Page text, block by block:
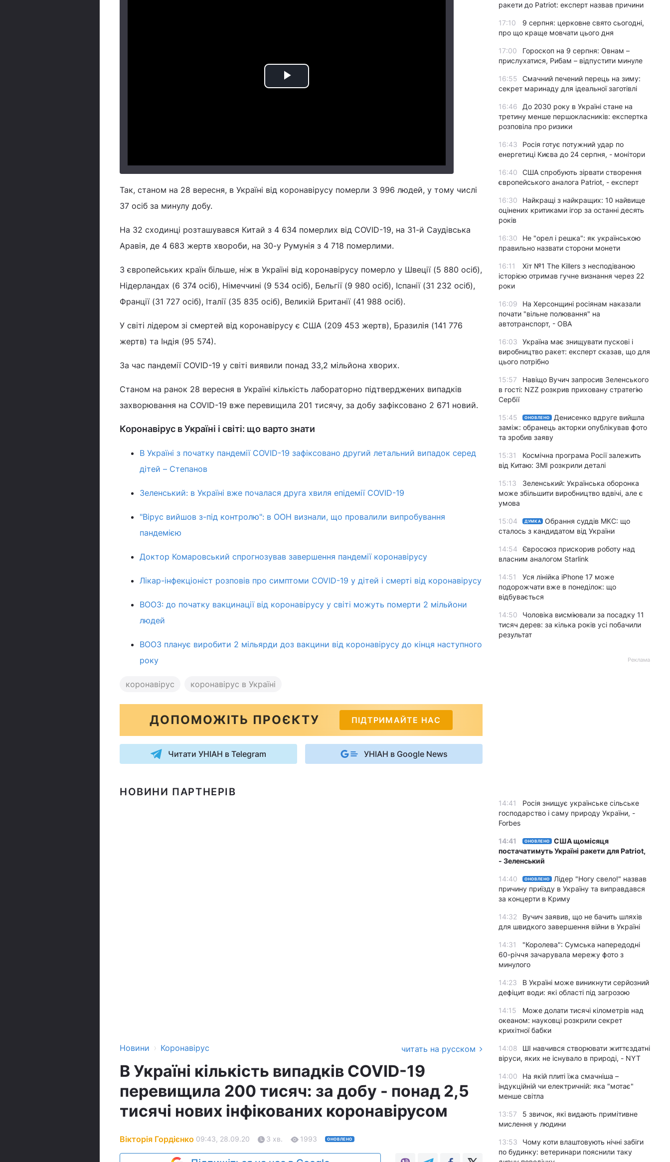
Play
Так, станом на 28 вересня, в Україні від коронавірусу померли 3 996 людей, у тому числі
37 осіб за минулу добу.
На 32 сходинці розташувався Китай з 4 634 померлих від COVID-19, на 31-й Саудівська
Аравія, де 4 683 жертв хвороби, на 30-у Румунія з 4 718 померлими.
З європейських країн більше, ніж в Україні від коронавірусу померло у Швеції (5 880 осіб),
Нідерландах (6 374 осіб), Німеччині (9 534 осіб), Бельгії (9 980 осіб), Іспанії (31 232 осіб),
Франції (31 727 осіб), Італії (35 835 осіб), Великій Британії (41 988 осіб).
У світі лідером зі смертей від коронавірусу є США (209 453 жертв), Бразилія (141 776
жертв) та Індія (95 574).
За час пандемії COVID-19 у світі виявили понад 33,2 мільйона хворих.
Станом на ранок 28 вересня в Україні кількість лабораторно підтверджених випадків
захворювання на COVID-19 вже перевищила 201 тисячу, за добу зафіксовано 2 671 новий.
Коронавірус в Україні і світі: що варто знати
В Україні з початку пандемії COVID-19 зафіксовано другий летальний випадок серед
дітей – Степанов
Зеленський: в Україні вже почалася друга хвиля епідемії COVID-19
"Вірус вийшов з-під контролю": в ООН визнали, що провалили випробування
пандемією
Доктор Комаровський спрогнозував завершення пандемії коронавірусу
Лікар-інфекціоніст розповів про симптоми COVID-19 у дітей і смерті від коронавірусу
ВООЗ: до початку вакцинації від коронавірусу у світі можуть померти 2 мільйони
людей
ВООЗ планує виробити 2 мільярди доз вакцини від коронавірусу до кінця наступного
року
коронавірус коронавірус в Україні
ДОПОМОЖІТЬ ПРОЄКТУ ПІДТРИМАЙТЕ НАС
Читати УНІАН в Telegram УНІАН в Google News
НОВИНИ ПАРТНЕРІВ
Новини › Коронавірус читать на русском
В Україні кількість випадків COVID-19
перевищила 200 тисяч: за добу - понад 2,5
тисячі нових інфікованих коронавірусом
Вікторія Гордієнко 09:43, 28.09.20 3 хв. 1993 ОНОВЛЕНО
ракети до Patriot: експерт назвав причини
17:10
9 серпня: церковне свято сьогодні,
про що краще мовчати цього дня
17:00
Гороскоп на 9 серпня: Овнам –
прислухатися, Рибам – відпустити минуле
16:55
Смачний печений перець на зиму:
секрет маринаду для ідеальної заготівлі
16:46
До 2030 року в Україні стане на
третину менше першокласників: експертка
розповіла про ризики
16:43
Росія готує потужний удар по
енергетиці Києва до 24 серпня, - монітори
16:40
США спробують зірвати створення
європейського аналога Patriot, - експерт
16:30
Найкращі з найкращих: 10 найвище
оцінених критиками ігор за останні десять
років
16:30
Не "орел і решка": як українською
правильно назвати сторони монети
16:11
Хіт №1 The Killers з несподіваною
історією отримав гучне визнання через 22
роки
16:09
На Херсонщині росіянам наказали
почати "вільне полювання" на
автотранспорт, - ОВА
16:03
Україна має знищувати пускові і
виробництво ракет: експерт сказав, що для
цього потрібно
15:57
Навіщо Вучич запросив Зеленського
в гості: NZZ розкрив приховану стратегію
Сербії
15:45 ОНОВЛЕНО
Денисенко вдруге вийшла
заміж: обранець акторки опублікував фото
та зробив заяву
15:31
Космічна програма Росії залежить
від Китаю: ЗМІ розкрили деталі
15:13
Зеленський: Українська оборонка
може збільшити виробництво вдвічі, але є
умова
15:04 ДУМКА
Обрання суддів МКС: що
сталось з кандидатом від України
14:54
Євросоюз прискорив роботу над
власним аналогом Starlink
14:51
Уся лінійка iPhone 17 може
подорожчати вже в понеділок: що
відбувається
14:50
Чоловіка висміювали за посадку 11
тисяч дерев: за кілька років усі побачили
результат
Реклама
14:41
Росія знищує українське сільське
господарство і саму природу України, -
Forbes
14:41 ОНОВЛЕНО
США щомісяця
постачатимуть Україні ракети для Patriot,
- Зеленський
14:40 ОНОВЛЕНО
Лідер "Ногу свело!" назвав
причину приїзду в Україну та виправдався
за концерти в Криму
14:32
Вучич заявив, що не бачить шляхів
для швидкого завершення війни в Україні
14:31
"Королева": Сумська напередодні
60-річчя зачарувала мережу фото з
минулого
14:23
В Україні може виникнути серйозний
дефіцит води: які області під загрозою
14:15
Може долати тисячі кілометрів над
океаном: науковці розкрили секрет
крихітної бабки
14:08
ШІ навчився створювати життєздатні
віруси, яких не існувало в природі, - NYT
14:00
На якій плиті їжа смачніша –
індукційній чи електричній: яка "мотає"
менше світла
13:57
5 звичок, які видають примітивне
мислення у людини
13:53
Чому коти влаштовують нічні забіги
по будинку: ветеринари пояснили таку